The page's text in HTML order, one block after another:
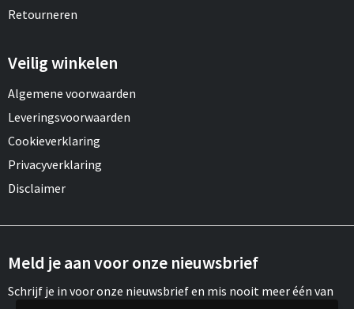
Retourneren
Veilig winkelen
Algemene voorwaarden
Leveringsvoorwaarden
Cookieverklaring
Privacyverklaring
Disclaimer
Meld je aan voor onze nieuwsbrief
Schrijf je in voor onze nieuwsbrief en mis nooit meer één van